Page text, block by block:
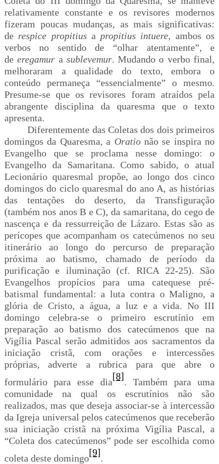
relativamente constante e os revisores modernos
fizeram poucas mudanças, as mais significativas:
de respice propitius a propitius intuere, ambos os
verbos no sentido de “olhar atentamente”, e
deeregamur a sublevemur. Mudando o verbo final,
melhoraram a qualidade do texto, embora o
conteúdo permaneça “essencialmente” o mesmo.
Presume-se que os revisores foram atraídos pela
abrangente disciplina da quaresma que o texto
apresenta.
Diferentemente das Coletas dos dois primeiros
domingos da Quaresma, a Orationão se inspira no
Evangelho que se proclama nesse domingo: o
Evangelho da Samaritana. Como sabido, o atual
Lecionário quaresmal propõe, ao longo dos cinco
domingos do ciclo quaresmal do ano A, as histórias
das tentações do deserto, da Transfiguração
(também nos anos B e C), da samaritana, do cego de
nascença e da ressurreição de Lázaro. Estas são as
perícopes que acompanham os catecúmenos no seu
itinerário ao longo do percurso de preparação
próxima ao batismo, chamado de período da
purificação e iluminação (cf. RICA 22-25). São
Evangelhos propícios para uma catequese pré-
batismal fundamental: a luta contra o Maligno, a
glória de Cristo, a água, a luz e a vida. No III
domingo celebra-se o primeiro escrutínio em
preparação ao batismo dos catecúmenos que na
Vigília Pascal serão admitidos aos sacramentos da
iniciação cristã, com orações e intercessões
próprias, adverte a rubrica para que abre o
formulário para esse dia
[8]
. Também para uma
comunidade na qual os escrutínios não são
realizados, mas que deseja associar-se à intercessão
da Igreja universal pelos catecúmenos que receberão
sua iniciação cristã na próxima Vigília Pascal, a
“Coleta dos catecúmenos” pode ser escolhida como
coleta deste domingo
[9]
.